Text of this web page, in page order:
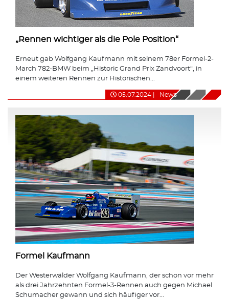
„Rennen wichtiger als die Pole Position“
Erneut gab Wolfgang Kaufmann mit seinem 78er Formel-2-
March 782-BMW beim „Historic Grand Prix Zandvoort“, in
einem weiteren Rennen zur Historischen...
05.07.2024 News
Formel Kaufmann
Der Westerwälder Wolfgang Kaufmann, der schon vor mehr
als drei Jahrzehnten Formel-3-Rennen auch gegen Michael
Schumacher gewann und sich häufiger vor...